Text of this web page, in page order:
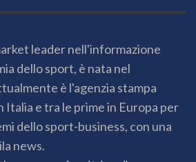
leader nell'informazione
dello sport, è nata nel
è l'agenzia stampa
Italia e tra le prime in Europa per
dello sport-business, con una
news.